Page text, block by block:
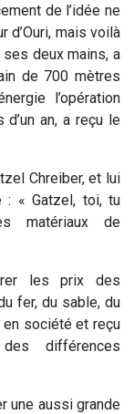
de l’idée ne
mais voilà
ses deux mains, a
de 700 mètres
l’opération
an, a reçu le
Chreiber, et lui
: « Gatzel, toi, tu
matériaux de
les prix des
fer, du sable, du
en société et reçu
différences
une aussi grande